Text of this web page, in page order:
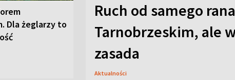
Dla żeglarzy to
Ruch od samego
Tarnobrzeskim, ale
zasada
Aktualności